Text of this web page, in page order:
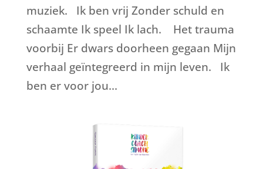
muziek. Ik ben vrij Zonder schuld en
schaamte Ik speel Ik lach. Het trauma
voorbij Er dwars doorheen gegaan Mijn
verhaal geïntegreerd in mijn leven. Ik
ben er voor jou...